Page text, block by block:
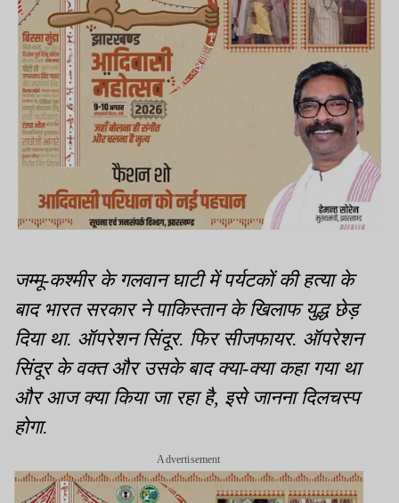
जम्मू-कश्मीर के गलवान घाटी में पर्यटकों की हत्या के
बाद भारत सरकार ने पाकिस्तान के खिलाफ युद्ध छेड़
दिया था. ऑपरेशन सिंदूर. फिर सीजफायर. ऑपरेशन
सिंदूर के वक्त और उसके बाद क्या-क्या कहा गया था
और आज क्या किया जा रहा है, इसे जानना दिलचस्प
होगा.
Advertisement